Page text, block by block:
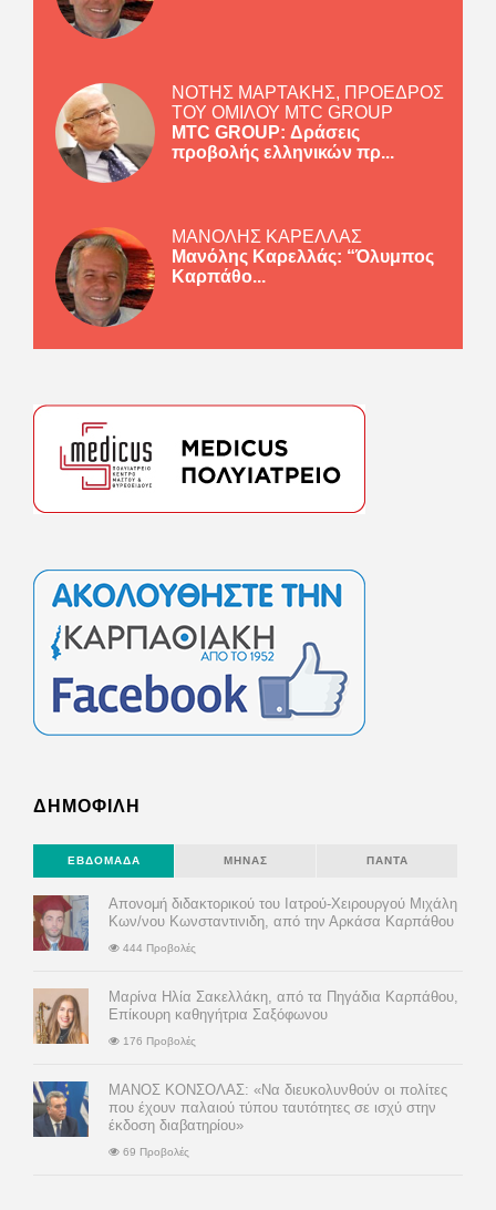
ΝΟΤΗΣ ΜΑΡΤΑΚΗΣ, ΠΡΟΕΔΡΟΣ
ΤΟΥ ΟΜΙΛΟΥ MTC GROUP
MTC GROUP: Δράσεις
προβολής ελληνικών πρ...
ΜΑΝΟΛΗΣ ΚΑΡΕΛΛΑΣ
Μανόλης Καρελλάς: “Όλυμπος
Καρπάθο...
ΔΗΜΟΦΙΛΗ
ΕΒΔΟΜΆΔΑ ΜΉΝΑΣ ΠΆΝΤΑ
Απονομή διδακτορικού του Ιατρού-Χειρουργού Μιχάλη
Κων/νου Κωνσταντινιδη, από την Αρκάσα Καρπάθου
444 Προβολές
Μαρίνα Ηλία Σακελλάκη, από τα Πηγάδια Καρπάθου,
Επίκουρη καθηγήτρια Σαξόφωνου
176 Προβολές
ΜΑΝΟΣ ΚΟΝΣΟΛΑΣ: «Να διευκολυνθούν οι πολίτες
που έχουν παλαιού τύπου ταυτότητες σε ισχύ στην
έκδοση διαβατηρίου»
69 Προβολές